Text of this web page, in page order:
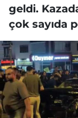
geldi.
çok sayıda